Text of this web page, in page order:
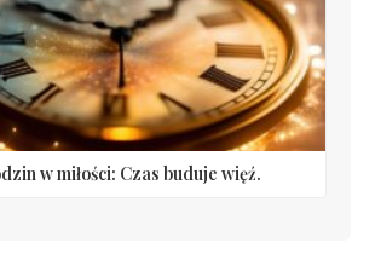
w miłości: Czas buduje więź.